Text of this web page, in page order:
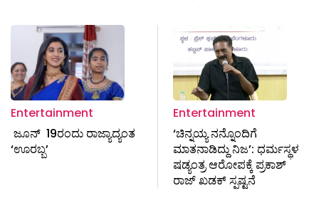
Entertainment
ಜೂನ್ 19ರಂದು ರಾಜ್ಯಾದ್ಯಂತ
‘ಊರಬ್ಬ’
Entertainment
‘ಚಿನ್ನಯ್ಯ ನನ್ನೊಂದಿಗೆ
ಮಾತನಾಡಿದ್ದು ನಿಜ’: ಧರ್ಮಸ್ಥಳ
ಷಡ್ಯಂತ್ರ ಆರೋಪಕ್ಕೆ ಪ್ರಕಾಶ್
ರಾಜ್ ಖಡಕ್ ಸ್ಪಷ್ಟನೆ